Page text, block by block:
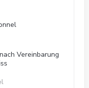
Vereinbarung